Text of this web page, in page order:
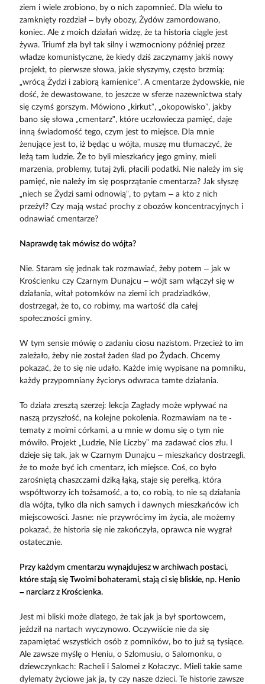
ziem i wiele zrobiono, by o nich zapomnieć. Dla wielu to
zamknięty rozdział – były obozy, Żydów zamordowano,
koniec. Ale z moich działań widzę, że ta historia ciągle jest
żywa. Triumf zła był tak silny i wzmocniony później przez
władze komunistyczne, że kiedy dziś zaczynamy jakiś nowy
projekt, to pierwsze słowa, jakie słyszymy, często brzmią:
„wrócą Żydzi i zabiorą kamienice”. A cmentarze żydowskie, nie
dość, że dewastowane, to jeszcze w sferze nazewnictwa stały
się czymś gorszym. Mówiono „kirkut”, „okopowisko”, jakby
bano się słowa „cmentarz”, które uczłowiecza pamięć, daje
inną świadomość tego, czym jest to miejsce. Dla mnie
żenujące jest to, iż będąc u wójta, muszę mu tłumaczyć, że
leżą tam ludzie. Że to byli mieszkańcy jego gminy, mieli
marzenia, problemy, tutaj żyli, płacili podatki. Nie należy im się
pamięć, nie należy im się posprzątanie cmentarza? Jak słyszę
„niech se Żydzi sami odnowią”, to pytam – a kto z nich
przeżył? Czy mają wstać prochy z obozów koncentracyjnych i
odnawiać cmentarze?
Naprawdę tak mówisz do wójta?
Nie. Staram się jednak tak rozmawiać, żeby potem – jak w
Krościenku czy Czarnym Dunajcu – wójt sam włączył się w
działania, witał potomków na ziemi ich pradziadków,
dostrzegał, że to, co robimy, ma wartość dla całej
społeczności gminy.
W tym sensie mówię o zadaniu ciosu nazistom. Przecież to im
zależało, żeby nie został żaden ślad po Żydach. Chcemy
pokazać, że to się nie udało. Każde imię wypisane na pomniku,
każdy przypomniany życiorys odwraca tamte działania.
To działa zresztą szerzej: lekcja Zagłady może wpływać na
naszą przyszłość, na kolejne pokolenia. Rozmawiam na te ­
tematy z moimi córkami, a u mnie w domu się o tym nie
mówiło. Projekt „Ludzie, Nie Liczby” ma zadawać cios złu. I
dzieje się tak, jak w Czarnym Dunajcu – mieszkańcy dostrzegli,
że to może być ich cmentarz, ich miejsce. Coś, co było
zarośniętą chaszczami dziką łąką, staje się perełką, która
współtworzy ich tożsamość, a to, co robią, to nie są działania
dla wójta, tylko dla nich samych i dawnych mieszkańców ich
miejscowości. Jasne: nie przywrócimy im życia, ale możemy
pokazać, że historia się nie zakończyła, oprawca nie wygrał
ostatecznie.
Przy każdym cmentarzu wynajdujesz w archiwach postaci,
które stają się Twoimi bohaterami, stają ci się bliskie, np. Henio
– narciarz z Krościenka.
Jest mi bliski może dlatego, że tak jak ja był sportowcem,
jeździł na nartach wyczynowo. Oczywiście nie da się
zapamiętać wszystkich osób z pomników, bo to już są tysiące.
Ale zawsze myślę o Heniu, o Szlomusiu, o Salomonku, o
dziewczynkach: Racheli i Salomei z Kołaczyc. Mieli takie same
dylematy życiowe jak ja, ty czy nasze dzieci. Te historie zawsze